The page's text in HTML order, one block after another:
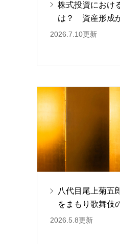
株式投資におけ
は？ 資産形成
2026.7.10更新
八代目尾上菊
をまもり歌舞伎
2026.5.8更新